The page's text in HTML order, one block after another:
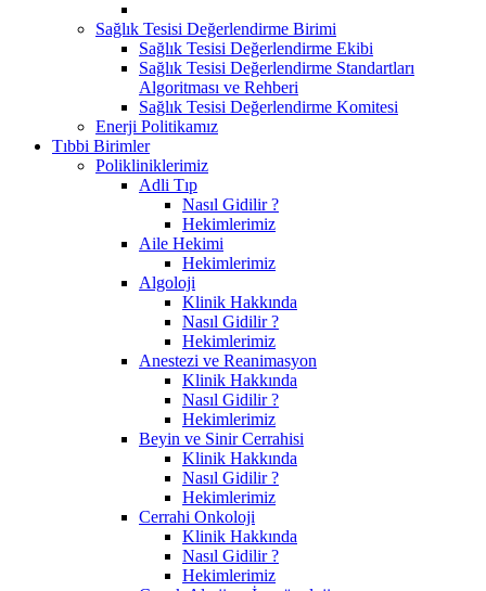
Sağlık Tesisi Değerlendirme Birimi
Sağlık Tesisi Değerlendirme Ekibi
Sağlık Tesisi Değerlendirme Standartları
Algoritması ve Rehberi
Sağlık Tesisi Değerlendirme Komitesi
Enerji Politikamız
Tıbbi Birimler
Polikliniklerimiz
Adli Tıp
Nasıl Gidilir ?
Hekimlerimiz
Aile Hekimi
Hekimlerimiz
Algoloji
Klinik Hakkında
Nasıl Gidilir ?
Hekimlerimiz
Anestezi ve Reanimasyon
Klinik Hakkında
Nasıl Gidilir ?
Hekimlerimiz
Beyin ve Sinir Cerrahisi
Klinik Hakkında
Nasıl Gidilir ?
Hekimlerimiz
Cerrahi Onkoloji
Klinik Hakkında
Nasıl Gidilir ?
Hekimlerimiz